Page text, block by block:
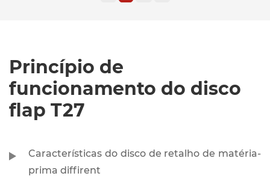
Princípio de
funcionamento do disco
flap T27
Características do disco de retalho de matéria-
prima diffirent